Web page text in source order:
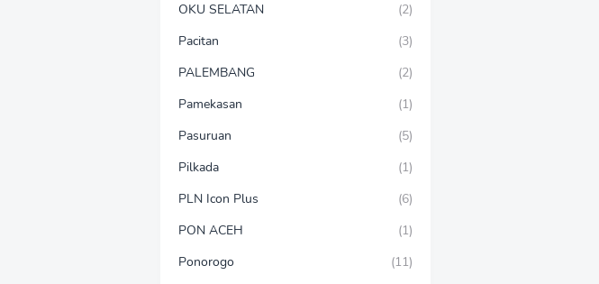
OKU SELATAN
(2)
Pacitan
(3)
PALEMBANG
(2)
Pamekasan
(1)
Pasuruan
(5)
Pilkada
(1)
PLN Icon Plus
(6)
PON ACEH
(1)
Ponorogo
(11)